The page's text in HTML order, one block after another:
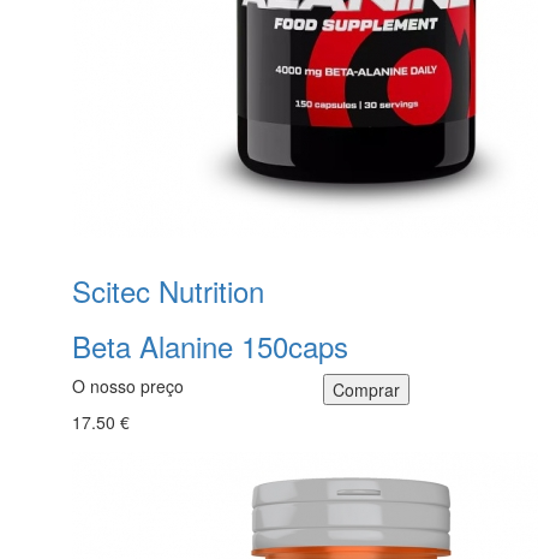
Scitec Nutrition
Beta Alanine 150caps
O nosso preço
17.50 €